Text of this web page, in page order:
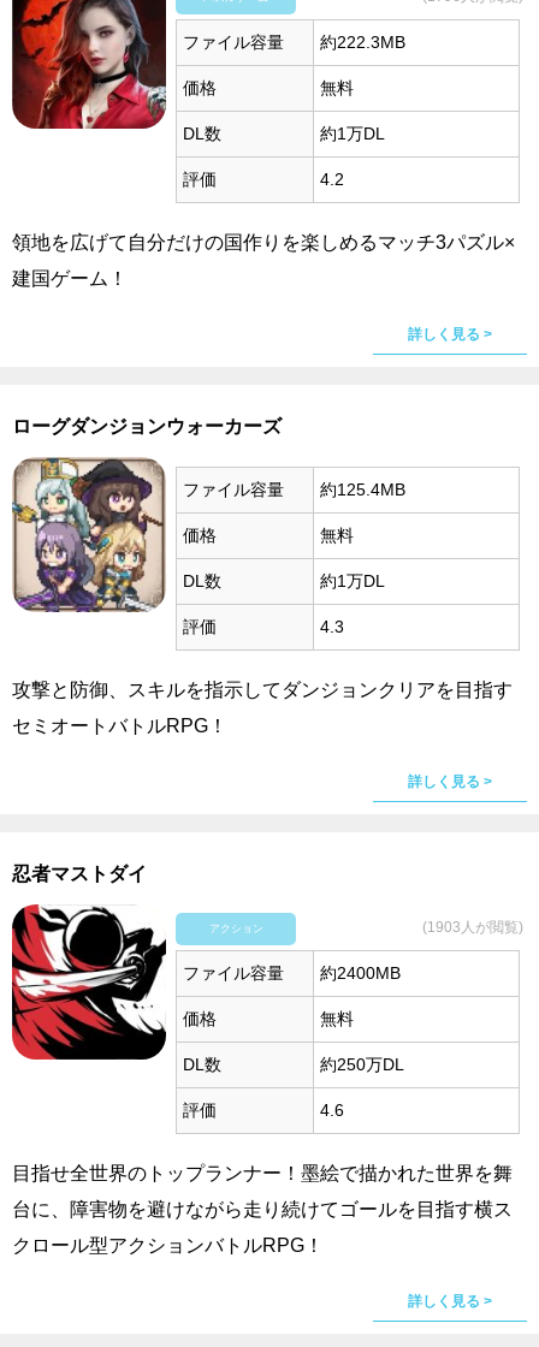
ファイル容量 約222.3MB
価格 無料
DL数 約1万DL
評価 4.2
領地を広げて自分だけの国作りを楽しめるマッチ3パズル×
建国ゲーム！
詳しく見る >
ローグダンジョンウォーカーズ
ファイル容量 約125.4MB
価格 無料
DL数 約1万DL
評価 4.3
攻撃と防御、スキルを指示してダンジョンクリアを目指す
セミオートバトルRPG！
詳しく見る >
忍者マストダイ
アクション (1903人が閲覧)
ファイル容量 約2400MB
価格 無料
DL数 約250万DL
評価 4.6
目指せ全世界のトップランナー！墨絵で描かれた世界を舞
台に、障害物を避けながら走り続けてゴールを目指す横ス
クロール型アクションバトルRPG！
詳しく見る >